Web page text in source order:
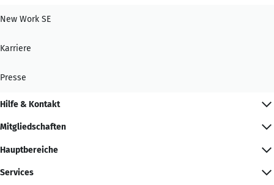
New Work SE
Karriere
Presse
Hilfe & Kontakt
Mitgliedschaften
Hauptbereiche
Services